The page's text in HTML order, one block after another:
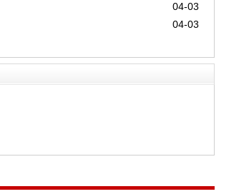
04-03
04-03